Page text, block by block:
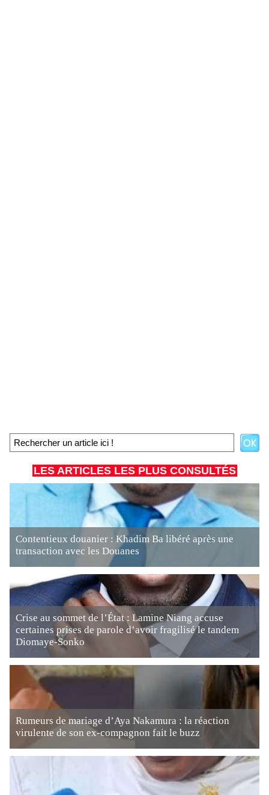
LES ARTICLES LES PLUS CONSULTÉS
Contentieux douanier : Khadim Ba libéré après une
transaction avec les Douanes
Crise au sommet de l’État : Lamine Niang accuse
certaines prises de parole d’avoir fragilisé le tandem
Diomaye-Sonko
Rumeurs de mariage d’Aya Nakamura : la réaction
virulente de son ex-compagnon fait le buzz